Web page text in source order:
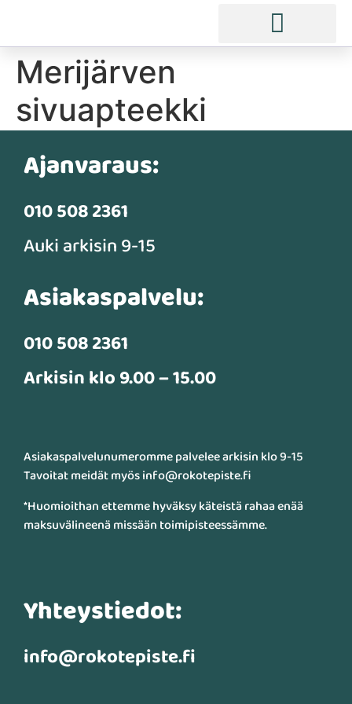
Merijärven
sivuapteekki
Ajanvaraus:
010 508 2361
Auki arkisin 9-15
Asiakaspalvelu:
010 508 2361
Arkisin klo 9.00 – 15.00
Asiakaspalvelunumeromme palvelee arkisin klo 9-15
Tavoitat meidät myös info@rokotepiste.fi
*Huomioithan ettemme hyväksy käteistä rahaa enää
maksuvälineenä missään toimipisteessämme.
Yhteystiedot:
info@rokotepiste.fi